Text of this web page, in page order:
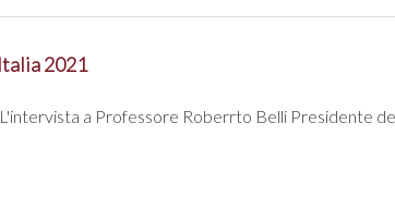
2021
a Professore Roberrto Belli Presidente